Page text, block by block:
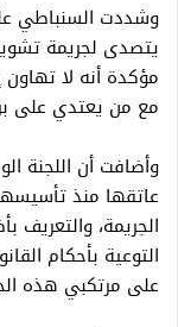
وشددت السنباطي
يتصدى لجريمة
مؤكدة أنه لا
مع من يعتدي على
وأضافت أن اللجنة
عاتقها منذ
الجريمة، والتعريف
على مرتكبي هذه